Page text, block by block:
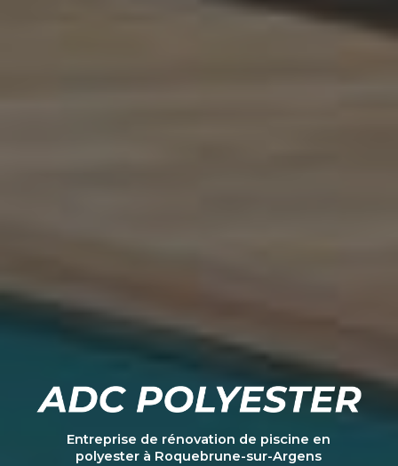
Entreprise de rénovation de piscine en
polyester à Roquebrune-sur-Argens